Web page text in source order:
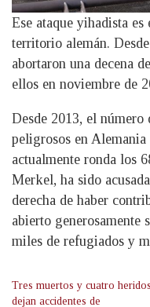
Ese ataque yihadista
territorio alemán.
abortaron una decena
ellos en noviembre de
Desde 2013, el número
peligrosos en
actualmente ronda los
Merkel, ha sido
derecha de haber
abierto generosamente
miles de refugiados y
Tres muertos y cuatro heridos
dejan accidentes de